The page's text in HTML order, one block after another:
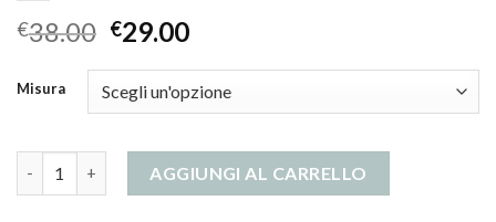
€38.00 €29.00
Misura
AGGIUNGI AL CARRELLO